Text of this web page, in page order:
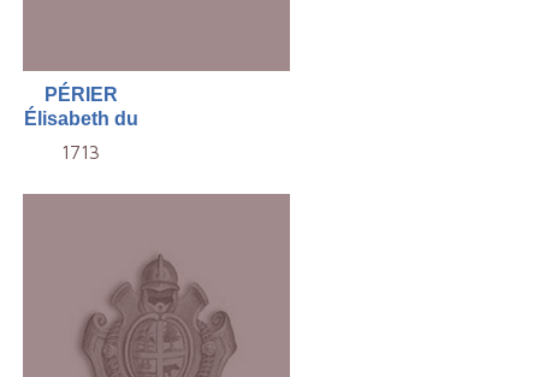
PÉRIER
Élisabeth du
1713